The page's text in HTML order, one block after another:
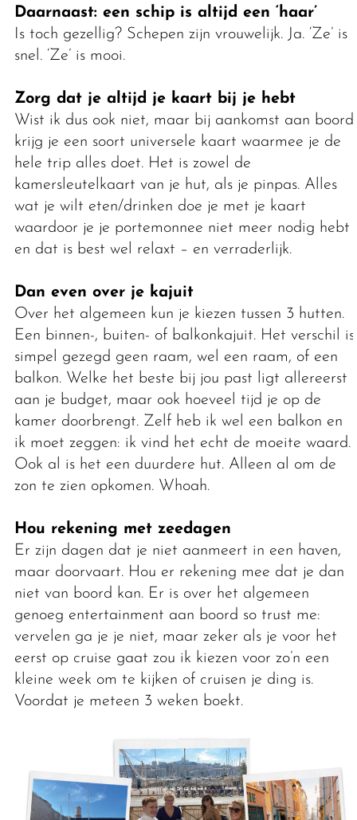
Daarnaast: een schip is altijd een ‘haar’
Is toch gezellig? Schepen zijn vrouwelijk. Ja. ‘Ze’ is
snel. ‘Ze’ is mooi.
Zorg dat je altijd je kaart bij je hebt
Wist ik dus ook niet, maar bij aankomst aan boord
krijg je een soort universele kaart waarmee je de
hele trip alles doet. Het is zowel de
kamersleutelkaart van je hut, als je pinpas. Alles
wat je wilt eten/drinken doe je met je kaart
waardoor je je portemonnee niet meer nodig hebt
en dat is best wel relaxt – en verraderlijk.
Dan even over je kajuit
Over het algemeen kun je kiezen tussen 3 hutten.
Een binnen-, buiten- of balkonkajuit. Het verschil is
simpel gezegd geen raam, wel een raam, of een
balkon. Welke het beste bij jou past ligt allereerst
aan je budget, maar ook hoeveel tijd je op de
kamer doorbrengt. Zelf heb ik wel een balkon en
ik moet zeggen: ik vind het echt de moeite waard.
Ook al is het een duurdere hut. Alleen al om de
zon te zien opkomen. Whoah.
Hou rekening met zeedagen
Er zijn dagen dat je niet aanmeert in een haven,
maar doorvaart. Hou er rekening mee dat je dan
niet van boord kan. Er is over het algemeen
genoeg entertainment aan boord so trust me:
vervelen ga je je niet, maar zeker als je voor het
eerst op cruise gaat zou ik kiezen voor zo’n een
kleine week om te kijken of cruisen je ding is.
Voordat je meteen 3 weken boekt.